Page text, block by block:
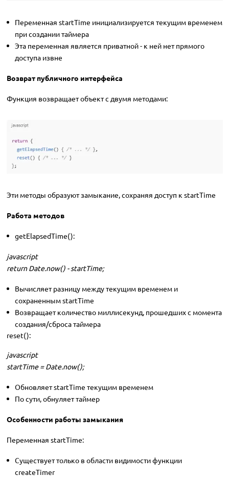
Переменная startTime инициализируется текущим временем
при создании таймера
Эта переменная является приватной - к ней нет прямого
доступа извне
Возврат публичного интерфейса
Функция возвращает объект с двумя методами:
Эти методы образуют замыкание, сохраняя доступ к startTime
Работа методов
getElapsedTime():
javascript
return Date.now() - startTime;
Вычисляет разницу между текущим временем и
сохраненным startTime
Возвращает количество миллисекунд, прошедших с момента
создания/сброса таймера
reset():
javascript
startTime = Date.now();
Обновляет startTime текущим временем
По сути, обнуляет таймер
Особенности работы замыкания
Переменная startTime:
Существует только в области видимости функции
createTimer